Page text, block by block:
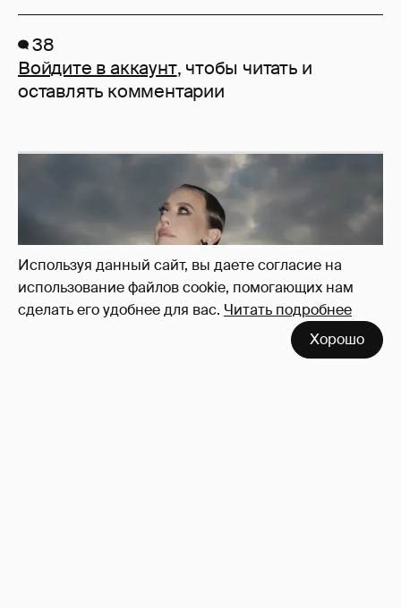
Используя данный сайт, вы даете согласие на
использование файлов cookie, помогающих нам
сделать его удобнее для вас. Читать подробнее
Хорошо
38
Войдите в аккаунт, чтобы читать и
оставлять комментарии